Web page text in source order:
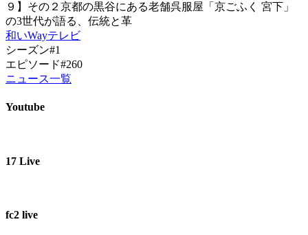
９】その２京都の黒谷にある老舗呉服屋「京ごふく 宮下」
の3世代が語る、伝統と革
和いWayテレビ
シーズン#1
エピソード#260
ニュース一覧
Youtube
17 Live
fc2 live